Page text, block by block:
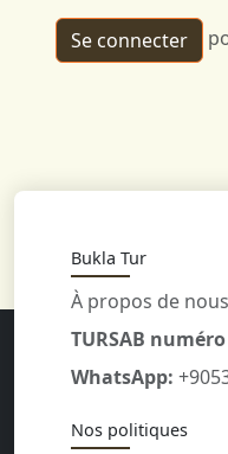
Se connecter
Bukla Tur
À propos de nous
TURSAB
WhatsApp:
Nos politiques